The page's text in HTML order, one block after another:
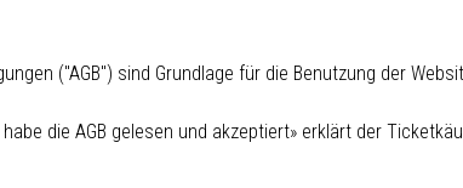
("AGB") sind Grundlage für die Benutzung der
die AGB gelesen und akzeptiert» erklärt der